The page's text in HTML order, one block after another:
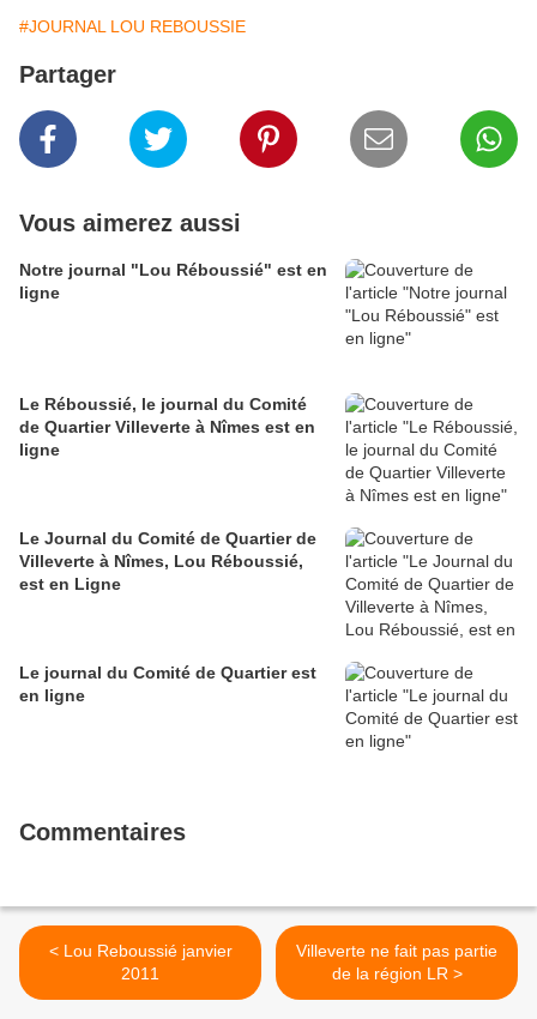
#JOURNAL LOU REBOUSSIE
Partager
Vous aimerez aussi
Notre journal "Lou Réboussié" est en
ligne
Le Réboussié, le journal du Comité
de Quartier Villeverte à Nîmes est en
ligne
Le Journal du Comité de Quartier de
Villeverte à Nîmes, Lou Réboussié,
est en Ligne
Le journal du Comité de Quartier est
en ligne
Commentaires
< Lou Reboussié janvier
2011
Villeverte ne fait pas partie
de la région LR >